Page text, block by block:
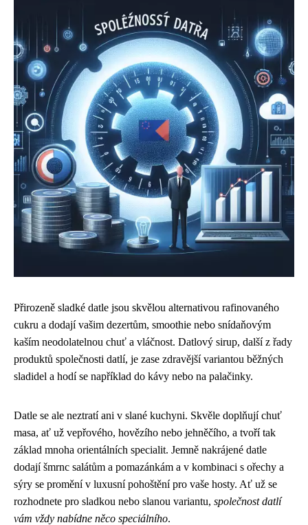
Přirozeně sladké datle jsou skvělou alternativou rafinovaného
cukru a dodají vašim dezertům, smoothie nebo snídaňovým
kaším neodolatelnou chuť a vláčnost. Datlový sirup, další z řady
produktů společnosti datlí, je zase zdravější variantou běžných
sladidel a hodí se například do kávy nebo na palačinky.
Datle se ale neztratí ani v slané kuchyni. Skvěle doplňují chuť
masa, ať už vepřového, hovězího nebo jehněčího, a tvoří tak
základ mnoha orientálních specialit. Jemně nakrájené datle
dodají šmrnc salátům a pomazánkám a v kombinaci s ořechy a
sýry se promění v luxusní pohoštění pro vaše hosty. Ať už se
rozhodnete pro sladkou nebo slanou variantu, společnost datlí
vám vždy nabídne něco speciálního.